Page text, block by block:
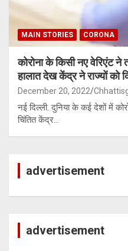
MAIN STORIES CORONA
कोरोना के किसी नए वेरिएंट
हालात देख केंद्र ने राज्यों को
December 20, 2022
नई दिल्ली. दुनिया के कई देशों में
चिंतित केंद्र…
advertisement
advertisement